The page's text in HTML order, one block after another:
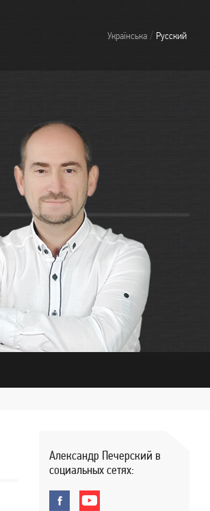
Українська / Русский
Александр Печерский в
социальных сетях: